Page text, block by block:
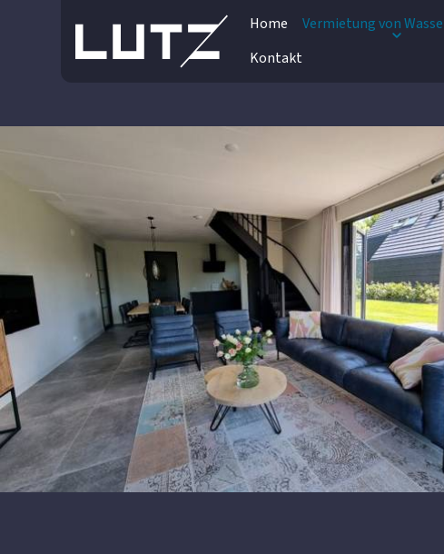
Home Vermietung von
Kontakt